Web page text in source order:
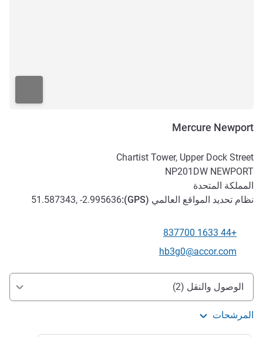
Mercure Newport
Chartist Tower, Upper Dock Street
NP201DW NEWPORT
المملكة المتحدة
نظام تحديد المواقع العالمي (GPS
):
51.587343, -2.995636
الهاتف
+44 1633 837700
تواصل معنا عبر البريد الإلكتروني
hb3g0@accor.com
الوصول والتنقل
الوصول والنقل (2)
المرشحات